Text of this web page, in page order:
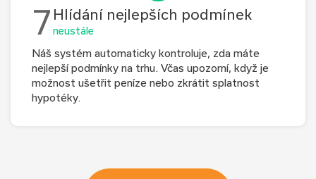
7 Hlídání nejlepších podmínek
neustále
Náš systém automaticky kontroluje, zda máte
nejlepší podmínky na trhu. Včas upozorní, když je
možnost ušetřit peníze nebo zkrátit splatnost
hypotéky.